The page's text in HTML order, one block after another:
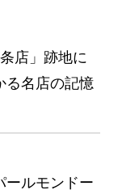
店」跡地に
る名店の記憶
ールモンドー